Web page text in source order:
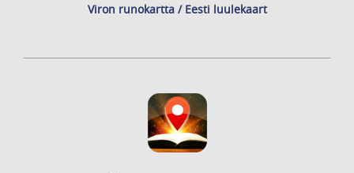
Viron runokartta / Eesti luulekaart